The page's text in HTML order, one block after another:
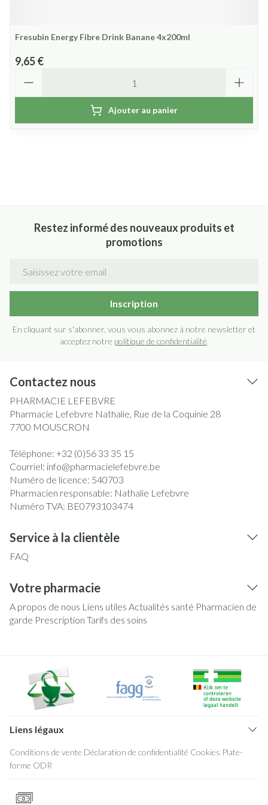
Fresubin Energy Fibre Drink Banane 4x200ml
9,65 €
Ajouter au panier
Restez informé des nouveaux produits et
promotions
Inscription
En cliquant sur s'abonner, vous vous abonnez à notre newsletter et
acceptez notre politique de confidentialité.
Contactez nous
PHARMACIE LEFEBVRE
Pharmacie Lefebvre Nathalie, Rue de la Coquinie 28
7700 MOUSCRON
Téléphone: +32 (0)56 33 35 15
Courriel: info@pharmacielefebvre.be
Numéro de licence: 540703
Pharmacien responsable: Nathalie Lefebvre
Numéro TVA: BE0793103474
Service à la clientèle
FAQ
Votre pharmacie
A propos de nous Liens utiles Actualités santé Pharmacien de
garde Prescription Tarifs des soins
Liens légaux
Conditions de vente Déclaration de confidentialité Cookies Plate-
forme ODR